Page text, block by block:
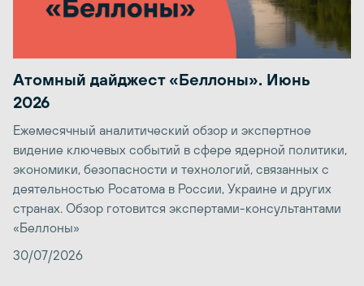
Атомный дайджест «Беллоны». Июнь
2026
Ежемесячный аналитический обзор и экспертное
видение ключевых событий в сфере ядерной политики,
экономики, безопасности и технологий, связанных с
деятельностью Росатома в России, Украине и других
странах. Обзор готовится экспертами-консультантами
«Беллоны»
30/07/2026